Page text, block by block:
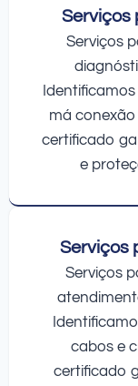
Serviços
Serviços
má conexão
certificado
e
Serviços
Serviços
cabos e
certificado